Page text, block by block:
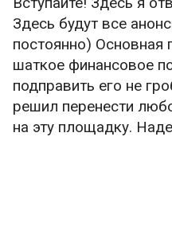
Здесь будут все
постоянно) Основная
шаткое финансовое
подправить его не
решил перенести
на эту площадку.